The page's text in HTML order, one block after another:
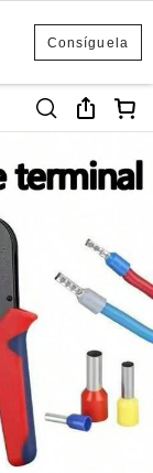
Consíguela